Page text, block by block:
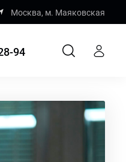
Москва, м. Маяковская
94